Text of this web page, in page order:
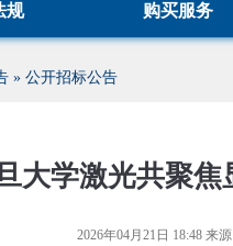
规 购买服务
» 公开招标公告
大学激光共聚
2026年04月21日 18:48 来